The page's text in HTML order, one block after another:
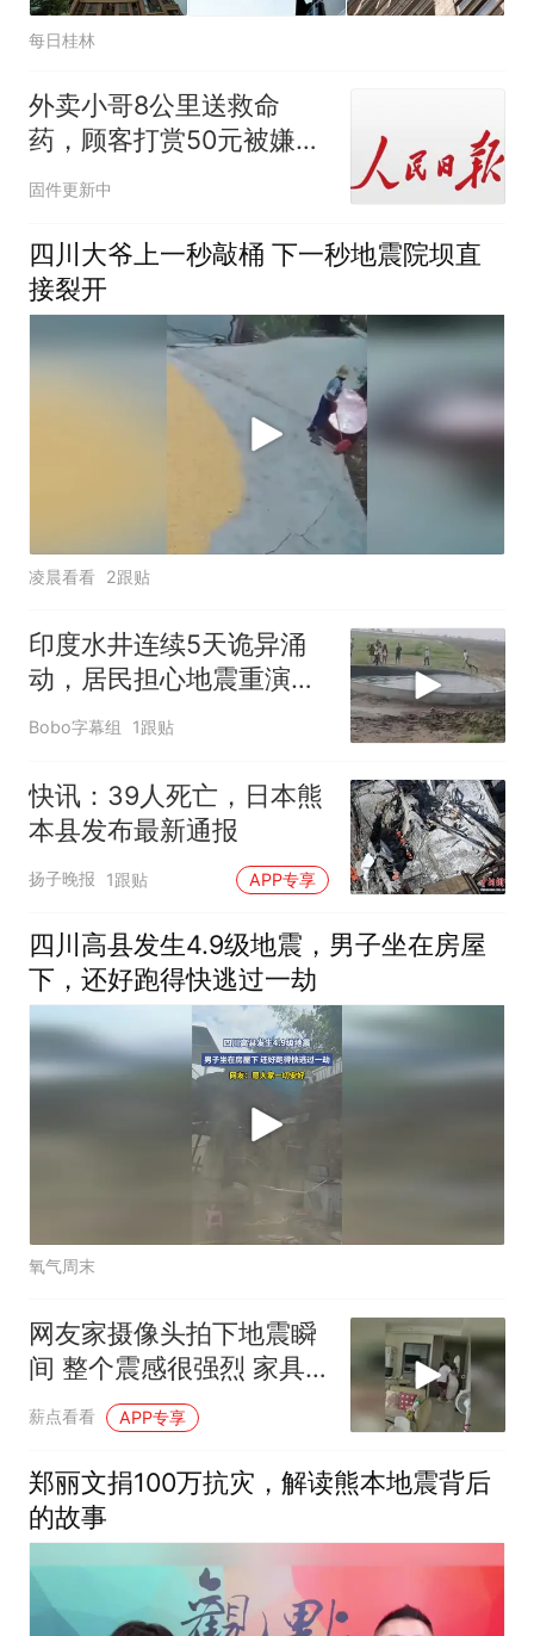
每日桂林
外卖小哥8公里送救命
药，顾客打赏50元被嫌
少，人民锐评：善意不该
固件更新中
四川大爷上一秒敲桶 下一秒地震院坝直
接裂开
凌晨看看 2跟贴
印度水井连续5天诡异涌
动，居民担心地震重演：
曾有2万人遇难
Bobo字幕组 1跟贴
快讯：39人死亡，日本熊
本县发布最新通报
扬子晚报 1跟贴 APP专享
四川高县发生4.9级地震，男子坐在房屋
下，还好跑得快逃过一劫
氧气周末
网友家摄像头拍下地震瞬
间 整个震感很强烈 家具
都在跟着震动
薪点看看 APP专享
郑丽文捐100万抗灾，解读熊本地震背后
的故事